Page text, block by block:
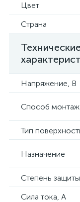
Цвет
Страна
Технические
Напряжение, В
Способ
Тип
Назначение
Степень
Сила тока, А